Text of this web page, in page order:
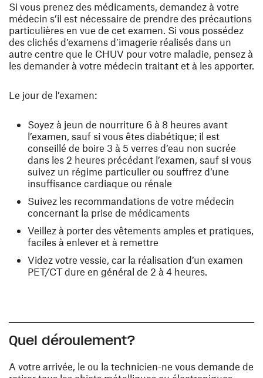
Si vous prenez des médicaments, demandez à votre
médecin s’il est nécessaire de prendre des précautions
particulières en vue de cet examen. Si vous possédez
des clichés d’examens d’imagerie réalisés dans un
autre centre que le CHUV pour votre maladie, pensez à
les demander à votre médecin traitant et à les apporter.
Le jour de l’examen:
Soyez à jeun de nourriture 6 à 8 heures avant
l’examen, sauf si vous êtes diabétique; il est
conseillé de boire 3 à 5 verres d’eau non sucrée
dans les 2 heures précédant l’examen, sauf si vous
suivez un régime particulier ou souffrez d’une
insuffisance cardiaque ou rénale
Suivez les recommandations de votre médecin
concernant la prise de médicaments
Veillez à porter des vêtements amples et pratiques,
faciles à enlever et à remettre
Videz votre vessie, car la réalisation d’un examen
PET/CT dure en général de 2 à 4 heures.
Quel déroulement?
A votre arrivée, le ou la technicien-ne vous demande de